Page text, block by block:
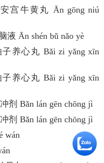
安宫牛黄丸 Ān gōng niú
液 Ān shén bǔ nǎo yè
子养心丸 Bǎi zi yǎng xīn
子养心丸 Bǎi zi yǎng xīn
剂 Bǎn lán gēn chōng jì
剂 Bǎn lán gēn chōng jì
wán